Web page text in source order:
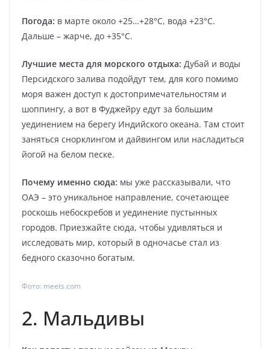
Погода: в марте около +25…+28°С, вода +23°С.
Дальше – жарче, до +35°С.
Лучшие места для морского отдыха: Дубай и воды
Персидского залива подойдут тем, для кого помимо
моря важен доступ к достопримечательностям и
шоппингу, а вот в Фуджейру едут за большим
уединением на берегу Индийского океана. Там стоит
заняться снорклингом и дайвингом или насладиться
йогой на белом песке.
Почему именно сюда: мы уже рассказывали, что
ОАЭ – это уникальное направление, сочетающее
роскошь небоскребов и уединение пустынных
городов. Приезжайте сюда, чтобы удивляться и
исследовать мир, который в одночасье стал из
бедного сказочно богатым.
Фото: meets.com
2. Мальдивы